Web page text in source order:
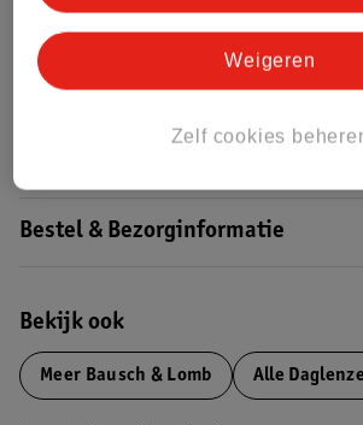
Nature Impact Score
Meer informatie
Bestel & Bezorginformatie
Bekijk ook
Meer Bausch & Lomb Alle
Zelf cookies
Weigeren